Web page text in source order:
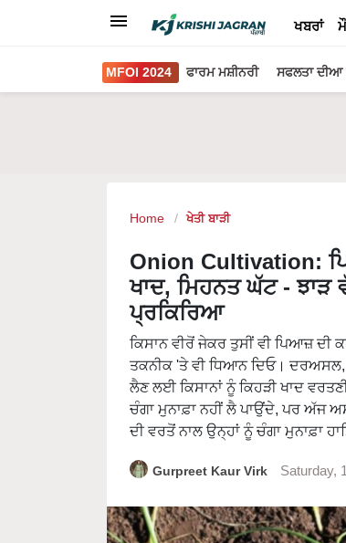
ਖਬਰਾਂ
MFOI 2024 ਫਾਰਮ ਮਸ਼ੀਨਰੀ ਸਫਲਤਾ ਦੀਆ
Home ਖੇਤੀ ਬਾੜੀ
Onion Cultivation:
ਖਾਦ, ਮਿਹਨਤ ਘੱਟ - ਝਾੜ
ਪ੍ਰਕਿਰਿਆ
ਕਿਸਾਨ ਵੀਰੋਂ ਜੇਕਰ ਤੁਸੀਂ ਵੀ ਪਿਆਜ਼ ਦੀ
ਤਕਨੀਕ 'ਤੇ ਵੀ ਧਿਆਨ ਦਿਓ। ਦਰਅਸਲ,
ਲੈਣ ਲਈ ਕਿਸਾਨਾਂ ਨੂੰ ਕਿਹੜੀ ਖਾਦ
ਚੰਗਾ ਮੁਨਾਫ਼ਾ ਨਹੀਂ ਲੈ ਪਾਉਂਦੇ, ਪਰ ਅੱਜ
ਦੀ ਵਰਤੋਂ ਨਾਲ ਉਨ੍ਹਾਂ ਨੂੰ ਚੰਗਾ ਮੁਨਾਫ਼ਾ
Gurpreet Kaur Virk Saturday,